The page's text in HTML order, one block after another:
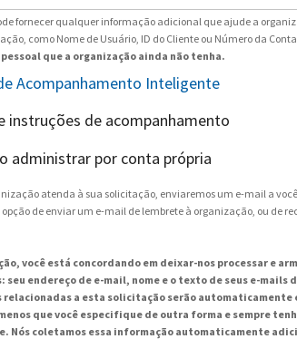
fornecer qualquer informação adicional que ajude a
como Nome de Usuário, ID do Cliente ou Número da
que a organização ainda não tenha.
Acompanhamento Inteligente
instruções de acompanhamento
administrar por conta própria
atenda à sua solicitação, enviaremos um e-mail a
opção de enviar um e-mail de lembrete à organização, ou de
você está concordando em deixar-nos processar e
seu endereço de e-mail, nome e o texto de seus e-mails
relacionadas a esta solicitação serão automaticamente
que você especifique de outra forma e sempre
Nós coletamos essa informação automaticamente